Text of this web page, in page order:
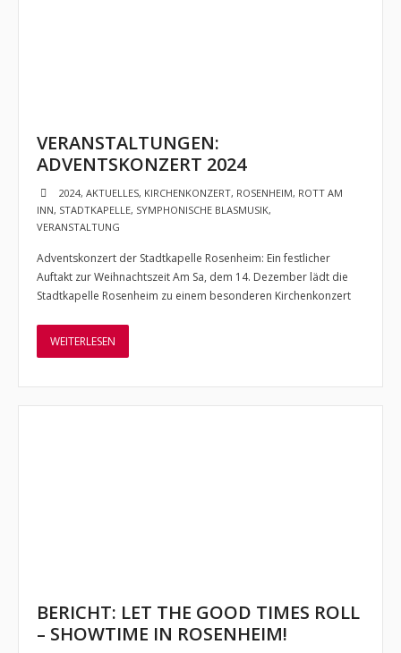
Sponsoren
- Ausgabe 1 /Herbst 2014
- Ausgabe 2 /Juli 2015
- Ausgabe 3 /Dezember 2015
- Ausgabe 4 /April 2017
- Cookie-Richtlinie (EU)
VERANSTALTUNGEN:
ADVENTSKONZERT 2024
2024,AKTUELLES, KIRCHENKONZERT, ROSENHEIM, ROTT AM
INN, STADTKAPELLE, SYMPHONISCHE BLASMUSIK,
VERANSTALTUNG
Adventskonzert der Stadtkapelle Rosenheim: Ein festlicher
Auftakt zur Weihnachtszeit Am Sa, dem 14. Dezember lädt die
Stadtkapelle Rosenheim zu einem besonderen Kirchenkonzert
WEITERLESEN
BERICHT: LET THE GOOD TIMES ROLL
– SHOWTIME IN ROSENHEIM!